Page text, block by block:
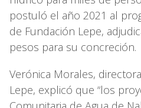
postuló el año 2021 al
de Fundación Lepe,
pesos para su concreción.
Verónica Morales,
Lepe, explicó que “los